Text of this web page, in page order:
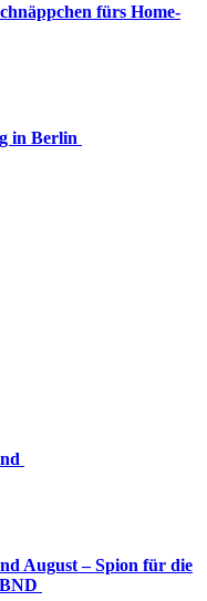
fürs Home-
in Berlin
August – Spion für die